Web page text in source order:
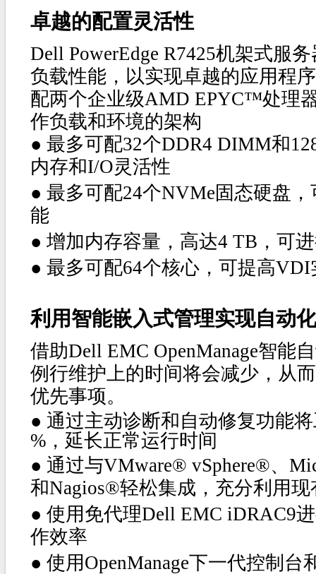
卓越的配置灵活性
Dell PowerEdge R7425机架式服
负载性能，以实现卓越的应用程
配两个企业级AMD EPYC™处理
作负载和环境的架构
● 最多可配32个DDR4 DIMM和
内存和I/O灵活性
● 最多可配24个NVMe固态硬盘
能
● 增加内存容量，高达4 TB，可
● 最多可配64个核心，可提高VDI
利用智能嵌入式管理实现自动
借助Dell EMC OpenManage智能
例行维护上的时间将会减少，从
优先事项。
● 通过主动诊断和自动修复功能
%，延长正常运行时间
● 通过与VMware® vSphere®、
和Nagios®轻松集成，充分利用
● 使用免代理Dell EMC iDRAC9
作效率
● 使用OpenManage下一代控制台